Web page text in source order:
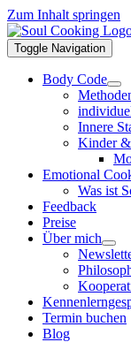
Zum Inhalt springen
Toggle Navigation
Body Code
Innere
Kinder
Emotional
Was ist
Feedback
Preise
Über mich
Termin buchen
Blog